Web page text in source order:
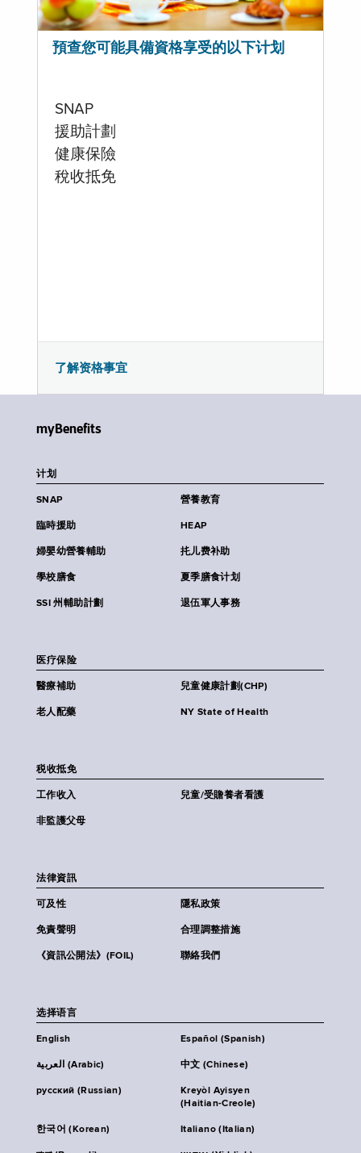
預查您可能具備資格享受的以下计划
SNAP
援助計劃
健康保險
稅收抵免
了解资格事宜
myBenefits
计划
SNAP 營養教育
臨時援助 HEAP
婦嬰幼營養輔助 扥儿费补助
學校膳食 夏季膳食计划
SSI 州輔助計劃 退伍軍人事務
医疗保险
醫療補助 兒童健康計劃(CHP)
老人配藥 NY State of Health
税收抵免
工作收入 兒童/受贍養者看護
非監護父母
法律資訊
可及性 隱私政策
免責聲明 合理調整措施
《資訊公開法》(FOIL) 聯絡我們
选择语言
English Español (Spanish)
العربية (Arabic) 中文 (Chinese)
русский (Russian)
Kreyòl Ayisyen
(Haitian-Creole)
한국어 (Korean) Italiano (Italian)